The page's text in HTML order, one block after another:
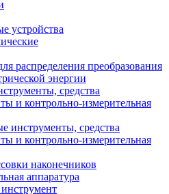
устройства
распределения преобразования
энергии
средства
и контрольно-измерительная
инструменты, средства
и контрольно-измерительная
наконечников
аппаратура